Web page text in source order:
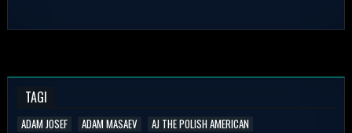
TAGI
ADAM JOSEF ADAM MASAEV
AJ THE POLISH AMERICAN